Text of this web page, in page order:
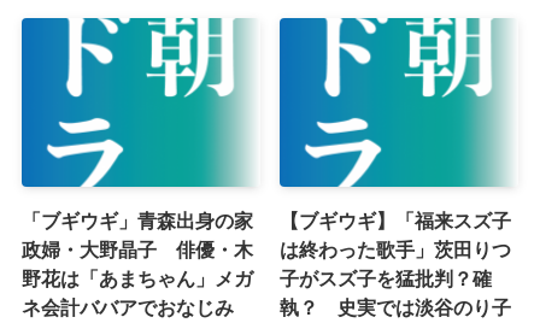
「ブギウギ」青森出身の家
政婦・大野晶子 俳優・木
野花は「あまちゃん」メガ
ネ会計ババアでおなじみ
【ブギウギ】「福来スズ子
は終わった歌手」茨田りつ
子がスズ子を猛批判？確
執？ 史実では淡谷のり子